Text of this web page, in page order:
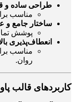
طراحی ساده و
مناسب
ساختار جامع و
پوشش
انعطاف‌پذیری
مناسب
روان.
کاربردهای قالب